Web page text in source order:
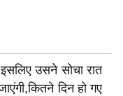
उसने सोचा रात
दिन हो गए